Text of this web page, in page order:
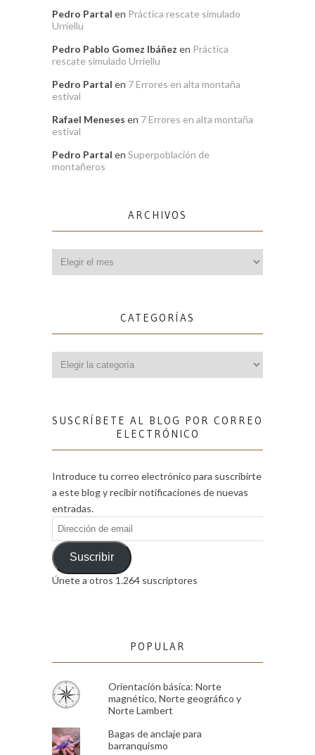
Pedro Partal en Práctica rescate simulado
Urriellu
Pedro Pablo Gomez Ibáñez en Práctica
rescate simulado Urriellu
Pedro Partal en 7 Errores en alta montaña
estival
Rafael Meneses en 7 Errores en alta montaña
estival
Pedro Partal en Superpoblación de
montañeros
ARCHIVOS
CATEGORÍAS
SUSCRÍBETE AL BLOG POR CORREO
ELECTRÓNICO
Introduce tu correo electrónico para suscribirte
a este blog y recibir notificaciones de nuevas
entradas.
Dirección
de
emailSuscribir
Únete a otros 1.264 suscriptores
POPULAR
Orientación básica: Norte
magnético, Norte geográfico y
Norte Lambert
Bagas de anclaje para
barranquismo